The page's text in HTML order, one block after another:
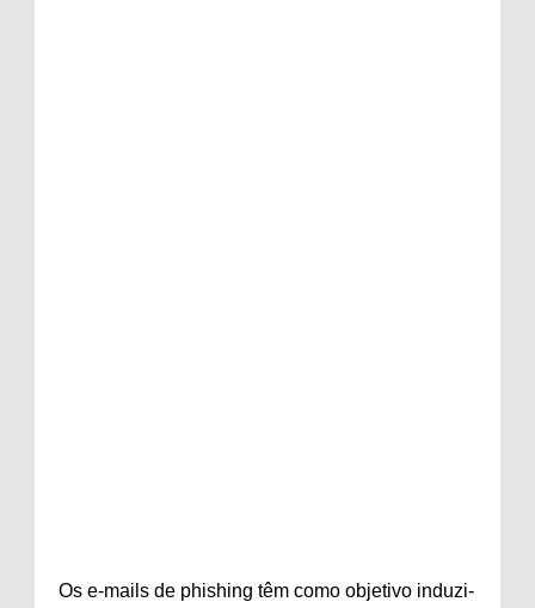
Os e-mails de phishing têm como objetivo induzi-